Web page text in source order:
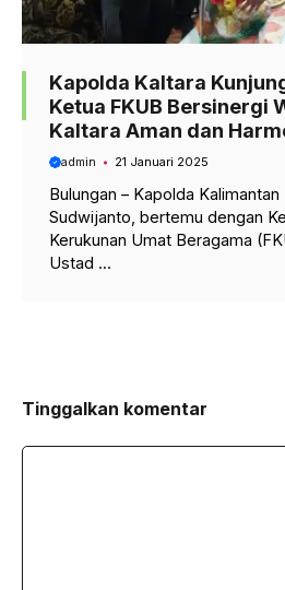
Kapolda Kaltara
Ketua FKUB Bersinergi
Kaltara Aman dan
admin 21 Januari 2025
Bulungan – Kapolda
Sudwijanto, bertemu dengan
Kerukunan Umat Beragama
Ustad ...
Tinggalkan komentar